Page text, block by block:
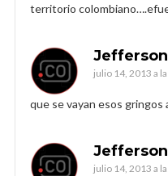
territorio
julio 14, 2013 a
que se vayan esos
julio 14, 2013 a